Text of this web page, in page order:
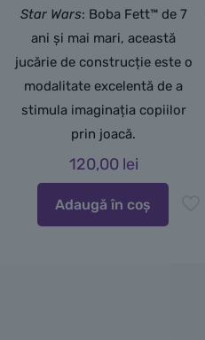
Star Wars: Boba Fett™ de 7
ani și mai mari, această
jucărie de construcție este o
modalitate excelentă de a
stimula imaginația copiilor
prin joacă.
120,00 lei
Adaugă în coș